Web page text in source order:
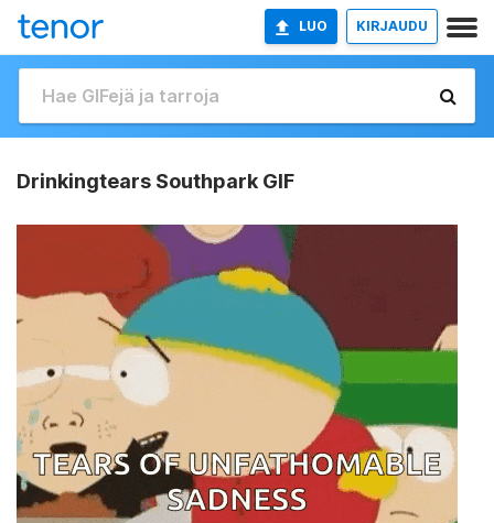
LUO KIRJAUDU
Drinkingtears Southpark GIF